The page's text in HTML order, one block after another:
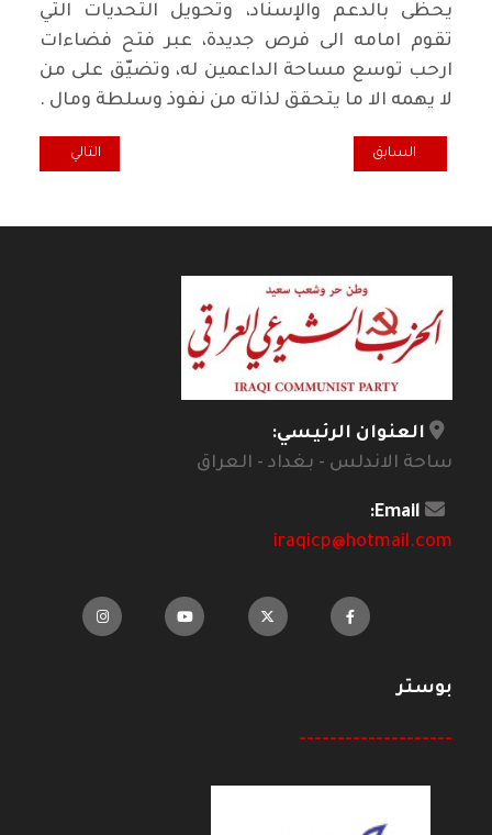
يحظى بالدعم والإسناد، وتحويل التحديات التي
تقوم امامه الى فرص جديدة، عبر فتح فضاءات
ارحب توسع مساحة الداعمين له، وتضيّق على من
لا يهمه الا ما يتحقق لذاته من نفوذ وسلطة ومال .
المقال السابق: وقفة رياضية.. مونديال المغرب!
السابق المقال التالي:
التالي
العنوان الرئيسي:
ساحة الاندلس - بغداد - العراق
Email:
iraqicp@hotmail.com
بوستر
--------------------